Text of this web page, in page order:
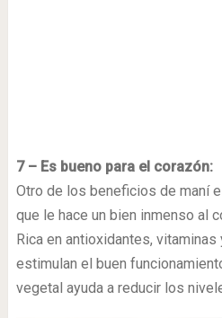
7 – Es bueno para el corazón:
Otro de los beneficios de maní
que le hace un bien inmenso al
Rica en antioxidantes,
estimulan el buen
vegetal ayuda a reducir los